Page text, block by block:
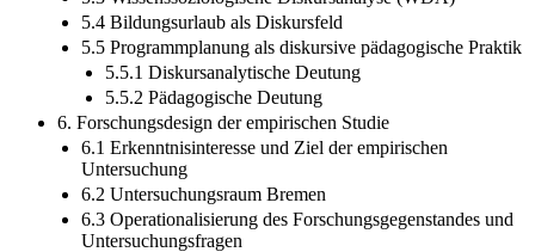
5.4 Bildungsurlaub als Diskursfeld
5.5 Programmplanung als diskursive pädagogische Praktik
5.5.1 Diskursanalytische Deutung
5.5.2 Pädagogische Deutung
6. Forschungsdesign der empirischen Studie
6.1 Erkenntnisinteresse und Ziel der empirischen
Untersuchung
6.2 Untersuchungsraum Bremen
6.3 Operationalisierung des Forschungsgegenstandes und
Untersuchungsfragen